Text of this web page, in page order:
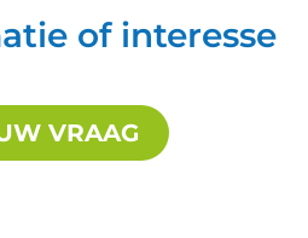
of interesse
VRAAG